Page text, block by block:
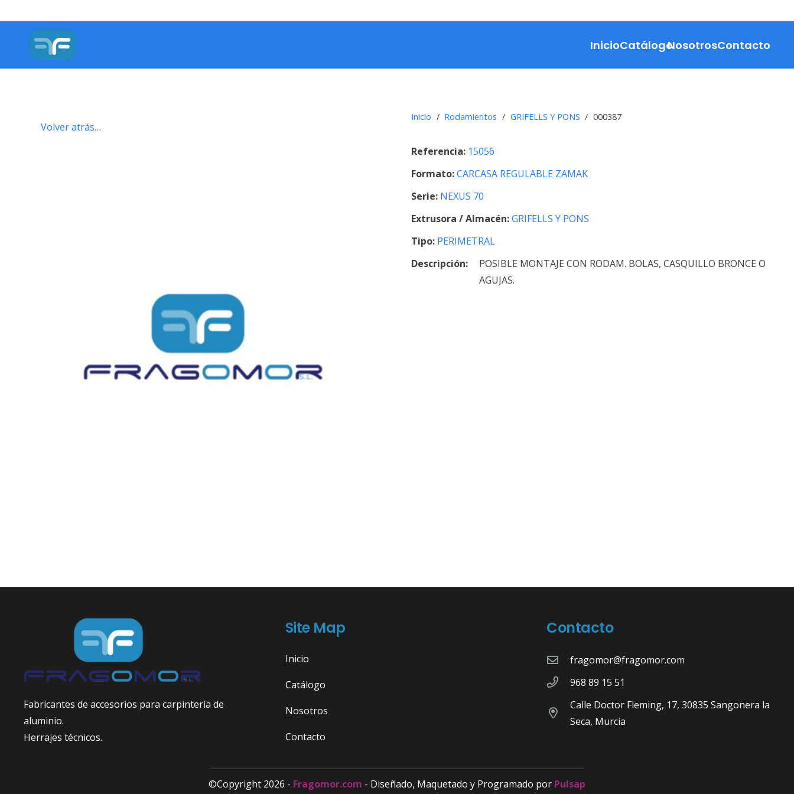
InicioCatálogoNosotrosContacto
Volver atrás…
Inicio / Rodamientos / GRIFELLS Y PONS / 000387
Referencia: 15056
Formato:CARCASA REGULABLE ZAMAK
Serie: NEXUS 70
Extrusora / Almacén:GRIFELLS Y PONS
Tipo: PERIMETRAL
Descripción:
POSIBLE MONTAJE CON RODAM. BOLAS, CASQUILLO BRONCE O
AGUJAS.
Fabricantes de accesorios para carpintería de
aluminio.
Herrajes técnicos.
Site Map
Inicio
Catálogo
Nosotros
Contacto
Contacto
fragomor@fragomor.com
968 89 15 51
Calle Doctor Fleming, 17, 30835 Sangonera la
Seca, Murcia
©Copyright 2026 - Fragomor.com - Diseñado, Maquetado y Programado por Pulsap